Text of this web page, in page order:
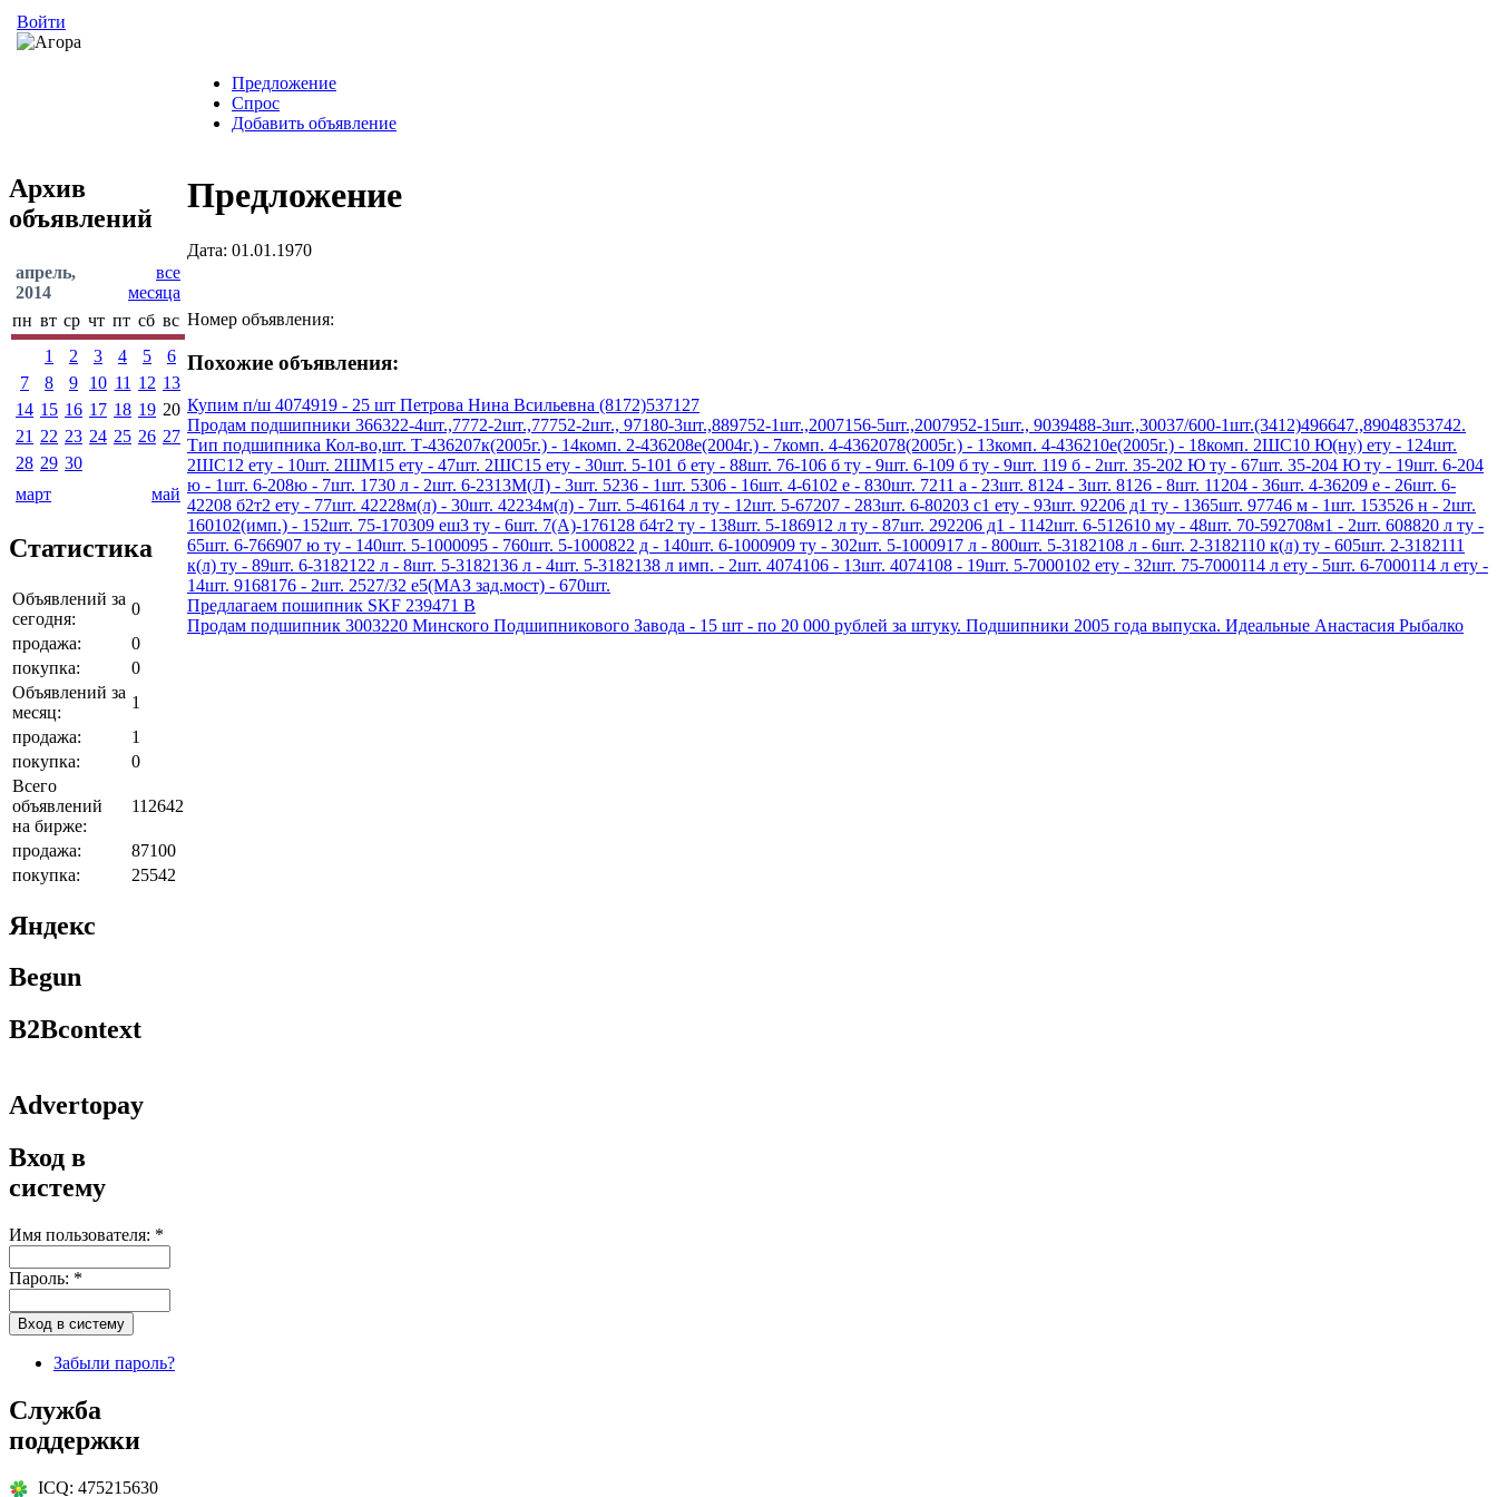
Войти
Предложение
Спрос
Добавить объявление
Архив
объявлений
апрель,
2014
все
месяца
пн вт ср чт пт сб вс
1
2 3 4 5
6
7
8 9 10 11 12 13
14 15 16 17 18 19 20
21 22 23 24 25 26 27
28 29 30
март
май
Статистика
Объявлений за
сегодня:
0
продажа:
0
покупка:
0
Объявлений за
месяц:
1
продажа:
1
покупка:
0
Всего
объявлений
на бирже:
112642
продажа:
87100
покупка:
25542
Яндекс
Begun
B2Bcontext
Advertopay
Вход в
систему
Имя пользователя: *
Пароль: *
Забыли пароль?
Служба
поддержки
ICQ: 475215630
Предложение
Дата: 01.01.1970
Номер объявления:
Похожие объявления:
Купим п/ш 4074919 - 25 шт Петрова Нина Всильевна (8172)537127
Продам подшипники 366322-4шт.,7772-2шт.,77752-2шт., 97180-3шт.,889752-1шт.,2007156-5шт.,2007952-15шт., 9039488-3шт.,30037/600-1шт.(3412)496647.,89048353742.
Тип подшипника Кол-во,шт. Т-436207к(2005г.) - 14комп. 2-436208е(2004г.) - 7комп. 4-4362078(2005г.) - 13комп. 4-436210е(2005г.) - 18комп. 2ШС10 Ю(ну) ету - 124шт.
2ШС12 ету - 10шт. 2ШМ15 ету - 47шт. 2ШС15 ету - 30шт. 5-101 б ету - 88шт. 76-106 б ту - 9шт. 6-109 б ту - 9шт. 119 б - 2шт. 35-202 Ю ту - 67шт. 35-204 Ю ту - 19шт. 6-204
ю - 1шт. 6-208ю - 7шт. 1730 л - 2шт. 6-2313М(Л) - 3шт. 5236 - 1шт. 5306 - 16шт. 4-6102 е - 830шт. 7211 а - 23шт. 8124 - 3шт. 8126 - 8шт. 11204 - 36шт. 4-36209 е - 26шт. 6-
42208 б2т2 ету - 77шт. 42228м(л) - 30шт. 42234м(л) - 7шт. 5-46164 л ту - 12шт. 5-67207 - 283шт. 6-80203 с1 ету - 93шт. 92206 д1 ту - 1365шт. 97746 м - 1шт. 153526 н - 2шт.
160102(имп.) - 152шт. 75-170309 еш3 ту - 6шт. 7(А)-176128 б4т2 ту - 138шт. 5-186912 л ту - 87шт. 292206 д1 - 1142шт. 6-512610 му - 48шт. 70-592708м1 - 2шт. 608820 л ту -
65шт. 6-766907 ю ту - 140шт. 5-1000095 - 760шт. 5-1000822 д - 140шт. 6-1000909 ту - 302шт. 5-1000917 л - 800шт. 5-3182108 л - 6шт. 2-3182110 к(л) ту - 605шт. 2-3182111
к(л) ту - 89шт. 6-3182122 л - 8шт. 5-3182136 л - 4шт. 5-3182138 л имп. - 2шт. 4074106 - 13шт. 4074108 - 19шт. 5-7000102 ету - 32шт. 75-7000114 л ету - 5шт. 6-7000114 л ету -
14шт. 9168176 - 2шт. 2527/32 е5(МАЗ зад.мост) - 670шт.
Предлагаем пошипник SKF 239471 B
Продам подшипник 3003220 Минского Подшипникового Завода - 15 шт - по 20 000 рублей за штуку. Подшипники 2005 года выпуска. Идеальные Анастасия Рыбалко